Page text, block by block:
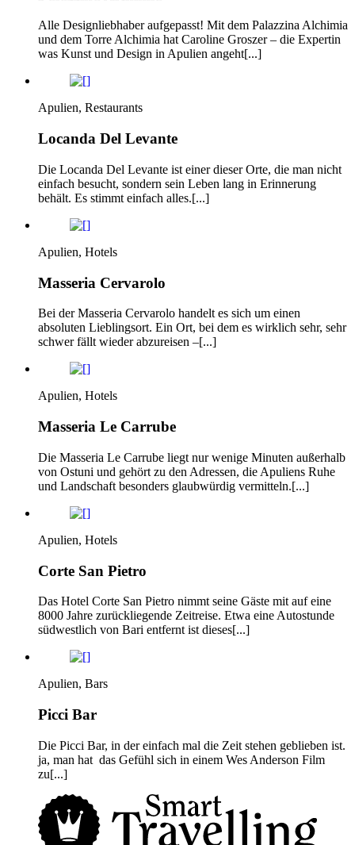
Alle Designliebhaber aufgepasst! Mit dem Palazzina Alchimia
und dem Torre Alchimia hat Caroline Groszer – die Expertin
was Kunst und Design in Apulien angeht[...]
Apulien, Restaurants
Locanda Del Levante
Die Locanda Del Levante ist einer dieser Orte, die man nicht
einfach besucht, sondern sein Leben lang in Erinnerung
behält. Es stimmt einfach alles.[...]
Apulien, Hotels
Masseria Cervarolo
Bei der Masseria Cervarolo handelt es sich um einen
absoluten Lieblingsort. Ein Ort, bei dem es wirklich sehr, sehr
schwer fällt wieder abzureisen –[...]
Apulien, Hotels
Masseria Le Carrube
Die Masseria Le Carrube liegt nur wenige Minuten außerhalb
von Ostuni und gehört zu den Adressen, die Apuliens Ruhe
und Landschaft besonders glaubwürdig vermitteln.[...]
Apulien, Hotels
Corte San Pietro
Das Hotel Corte San Pietro nimmt seine Gäste mit auf eine
8000 Jahre zurückliegende Zeitreise. Etwa eine Autostunde
südwestlich von Bari entfernt ist dieses[...]
Apulien, Bars
Picci Bar
Die Picci Bar, in der einfach mal die Zeit stehen geblieben ist.
ja, man hat das Gefühl sich in einem Wes Anderson Film
zu[...]